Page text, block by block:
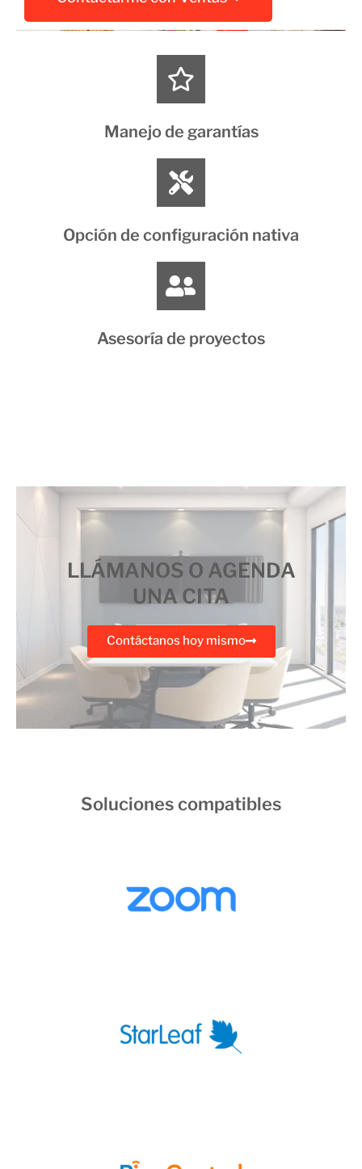
Manejo de garantías
Opción de configuración nativa
Asesoría de proyectos
LLÁMANOS O AGENDA
UNA CITA
Contáctanos hoy mismo
Soluciones compatibles